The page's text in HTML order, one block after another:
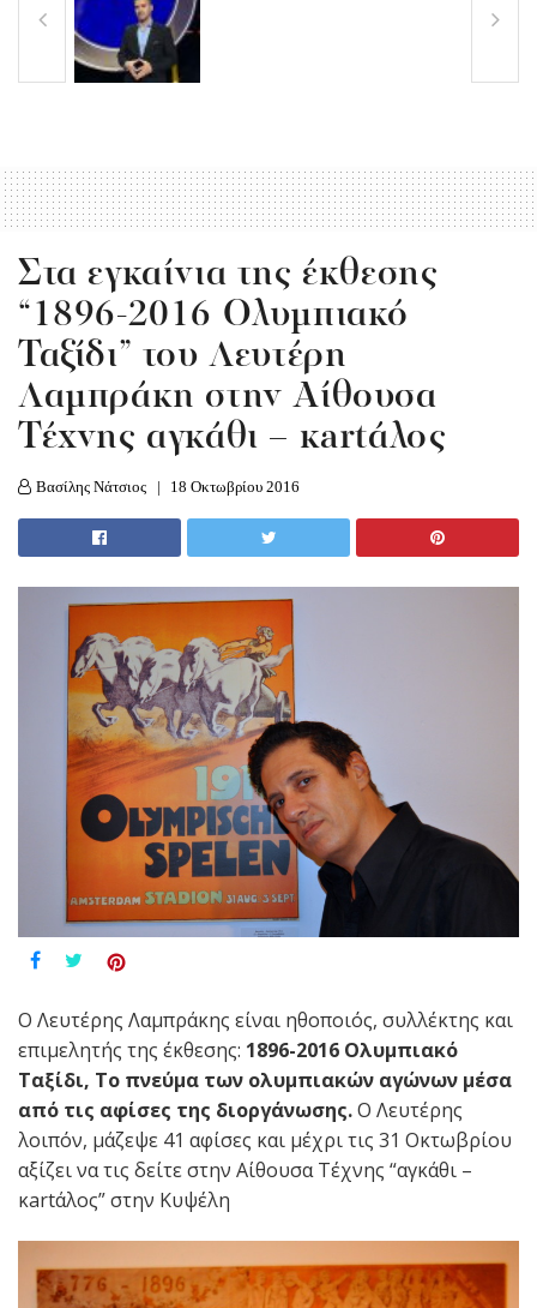
Στα εγκαίνια της έκθεσης
“1896-2016 Ολυμπιακό
Ταξίδι” του Λευτέρη
Λαμπράκη στην Αίθουσα
Τέχνης αγκάθι – κartάλος
Βασίλης Νάτσιος 18 Οκτωβρίου 2016
Ο Λευτέρης Λαμπράκης είναι ηθοποιός, συλλέκτης και
επιμελητής της έκθεσης: 1896-2016 Ολυμπιακό
Ταξίδι, Το πνεύμα των ολυμπιακών αγώνων μέσα
από τις αφίσες της διοργάνωσης.Ο Λευτέρης
λοιπόν, μάζεψε 41 αφίσες και μέχρι τις 31 Οκτωβρίου
αξίζει να τις δείτε στην Αίθουσα Τέχνης “αγκάθι –
κartάλος” στην Κυψέλη